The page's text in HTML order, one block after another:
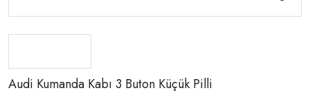
Audi Kumanda Kabı 3 Buton Küçük Pilli